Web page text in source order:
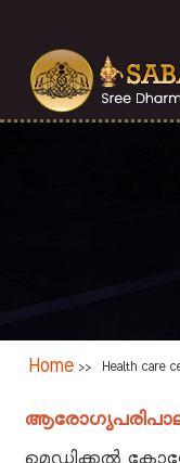
main
content
Main
Breadcrumb
Home >> Health care